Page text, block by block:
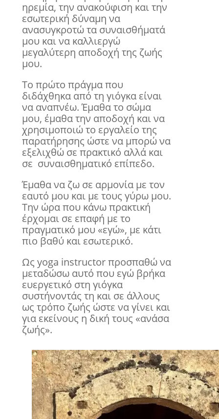
ηρεμία, την ανακούφιση και την
εσωτερική δύναμη να
ανασυγκροτώ τα συναισθήματά
μου και να καλλιεργώ
μεγαλύτερη αποδοχή της ζωής
μου.
Το πρώτο πράγμα που
διδάχθηκα από τη γιόγκα είναι
να αναπνέω. Έμαθα το σώμα
μου, έμαθα την αποδοχή και να
χρησιμοποιώ το εργαλείο της
παρατήρησης ώστε να μπορώ να
εξελιχθώ σε πρακτικό αλλά και
σε συναισθηματικό επίπεδο.
Έμαθα να ζω σε αρμονία με τον
εαυτό μου και με τους γύρω μου.
Την ώρα που κάνω πρακτική
έρχομαι σε επαφή με το
πραγματικό μου «εγώ», με κάτι
πιο βαθύ και εσωτερικό.
Ως yoga instructor προσπαθώ να
μεταδώσω αυτό που εγώ βρήκα
ευεργετικό στη γιόγκα
συστήνοντάς τη και σε άλλους
ως τρόπο ζωής ώστε να γίνει και
για εκείνους η δική τους «ανάσα
ζωής».